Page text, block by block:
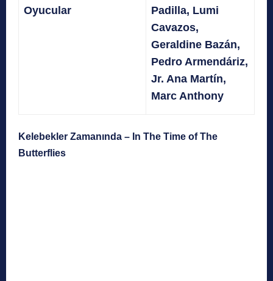
Oyucular
Padilla, Lumi
Cavazos,
Geraldine Bazán,
Pedro Armendáriz,
Jr. Ana Martín,
Marc Anthony
Kelebekler Zamanında – In The Time of The
Butterflies